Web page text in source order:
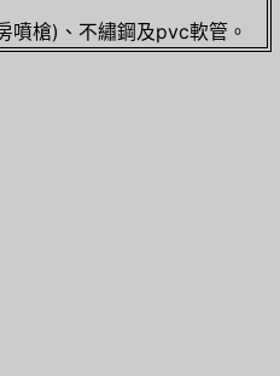
噴槍)、不繡鋼及pvc軟管。